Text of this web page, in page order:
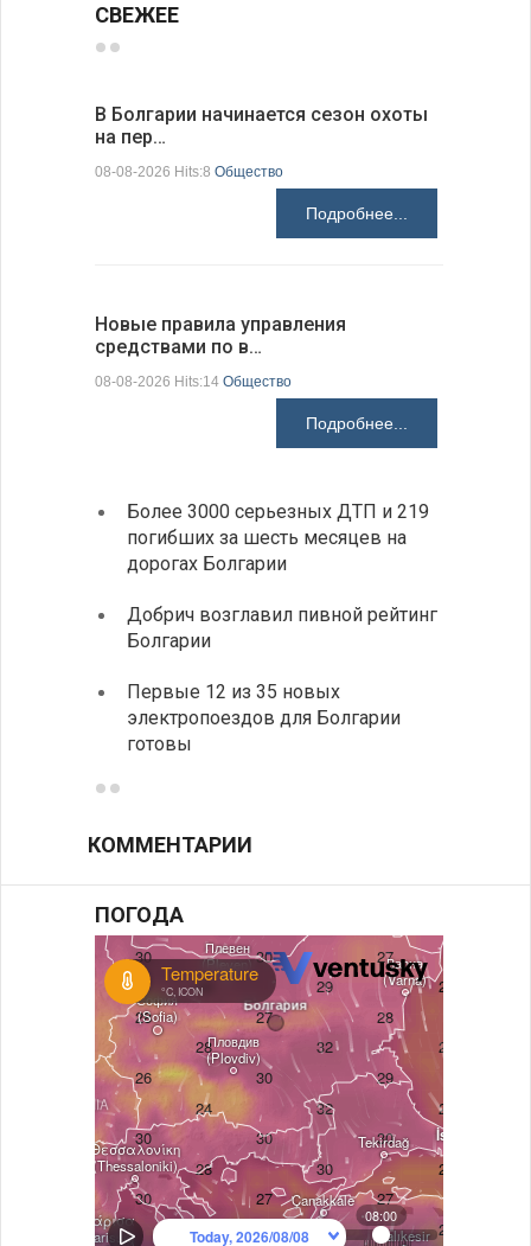
СВЕЖЕЕ
В Болгарии начинается сезон охоты
на пер…
08-08-2026 Hits:8 Общество
Подробнее...
Новые правила управления
средствами по в…
08-08-2026 Hits:14 Общество
Подробнее...
Более 3000 серьезных ДТП и 219
погибших за шесть месяцев на
дорогах Болгарии
Добрич возглавил пивной рейтинг
Болгарии
Первые 12 из 35 новых
электропоездов для Болгарии
готовы
КОММЕНТАРИИ
ПОГОДА